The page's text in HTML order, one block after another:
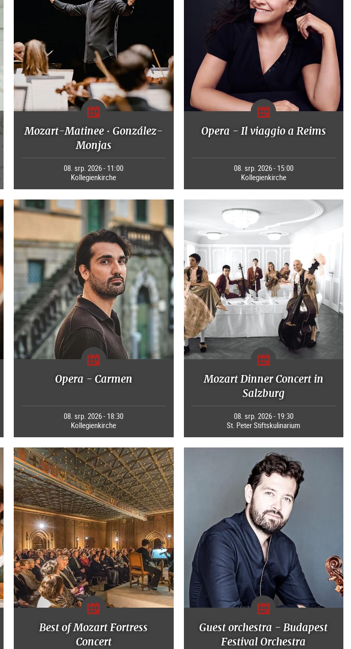
Mozart-Matinee · González-
Monjas
08. srp. 2026 - 11:00
Kollegienkirche
Opera - Il viaggio a Reims
08. srp. 2026 - 15:00
Kollegienkirche
Opera - Carmen
08. srp. 2026 - 18:30
Kollegienkirche
Mozart Dinner Concert in
Salzburg
08. srp. 2026 - 19:30
St. Peter Stiftskulinarium
Best of Mozart Fortress
Concert
Guest orchestra - Budapest
Festival Orchestra